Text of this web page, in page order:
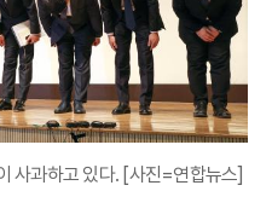
사과하고 있다. [사진=연합뉴스]